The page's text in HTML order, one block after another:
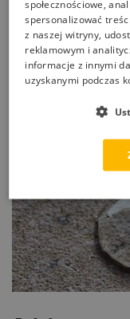
społecznościowe,
spersonalizować
z naszej witryny,
reklamowym i
informacje z innymi
uzyskanymi podczas